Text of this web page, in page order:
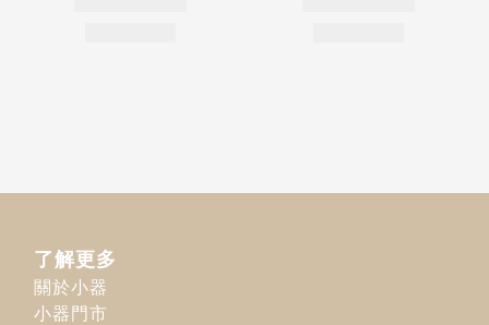
了解更多
關於小器
小器門市